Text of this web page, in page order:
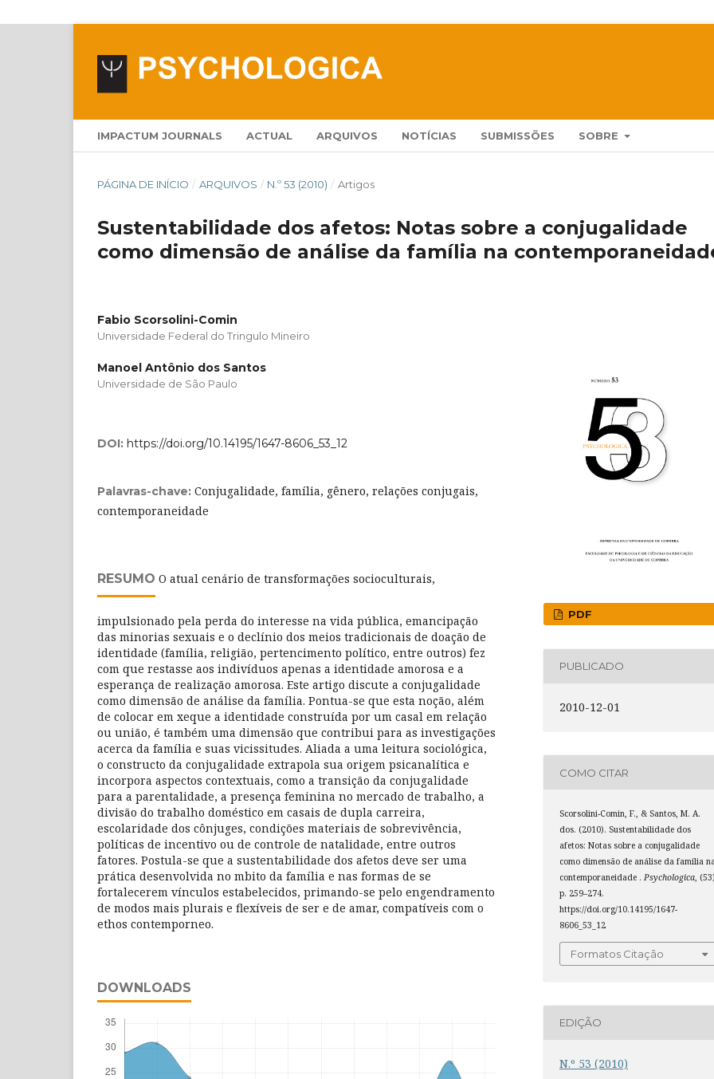
IMPACTUM JOURNALS ACTUAL ARQUIVOS NOTÍCIAS SUBMISSÕES SOBRE
PÁGINA DE INÍCIO / ARQUIVOS / N.º 53 (2010) / Artigos
Sustentabilidade dos afetos: Notas sobre a conjugalidade
como dimensão de análise da família na
Fabio Scorsolini-Comin
Universidade Federal do Tringulo Mineiro
Manoel Antônio dos Santos
Universidade de São Paulo
DOI: https://doi.org/10.14195/1647-8606_53_12
Palavras-chave: Conjugalidade, família, gênero, relações conjugais,
contemporaneidade
RESUMO O atual cenário de transformações socioculturais,
impulsionado pela perda do interesse na vida pública, emancipação
das minorias sexuais e o declínio dos meios tradicionais de doação de
identidade (família, religião, pertencimento político, entre outros) fez
com que restasse aos indivíduos apenas a identidade amorosa e a
esperança de realização amorosa. Este artigo discute a conjugalidade
como dimensão de análise da família. Pontua-se que esta noção, além
de colocar em xeque a identidade construída por um casal em relação
ou união, é também uma dimensão que contribui para as investigações
acerca da família e suas vicissitudes. Aliada a uma leitura sociológica,
o constructo da conjugalidade extrapola sua origem psicanalítica e
incorpora aspectos contextuais, como a transição da conjugalidade
para a parentalidade, a presença feminina no mercado de trabalho, a
divisão do trabalho doméstico em casais de dupla carreira,
escolaridade dos cônjuges, condições materiais de sobrevivência,
políticas de incentivo ou de controle de natalidade, entre outros
fatores. Postula-se que a sustentabilidade dos afetos deve ser uma
prática desenvolvida no mbito da família e nas formas de se
fortalecerem vínculos estabelecidos, primando-se pelo engendramento
de modos mais plurais e flexíveis de ser e de amar, compatíveis com o
ethos contemporneo.
DOWNLOADS
PDF
PUBLICADO
2010-12-01
COMO CITAR
Scorsolini-Comin, F., & Santos, M. A.
dos. (2010). Sustentabilidade dos
afetos: Notas sobre a conjugalidade
como dimensão de análise da família
contemporaneidade .Psychologica,
p. 259–274.
https://doi.org/10.14195/1647-
8606_53_12
Formatos Citação
EDIÇÃO
N.º 53 (2010)